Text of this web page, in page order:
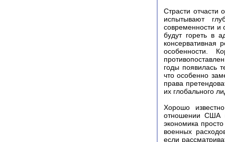
Страсти отчасти
испытывают
современности и
будут гореть в
консервативная
особенности.
годы появилась
что особенно
права
их глобального
Хорошо
отношении США
экономика
военных
если